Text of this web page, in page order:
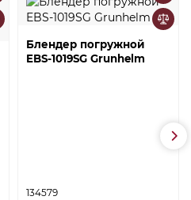
Блендер погружной
EBS-1019SG Grunhelm
134579